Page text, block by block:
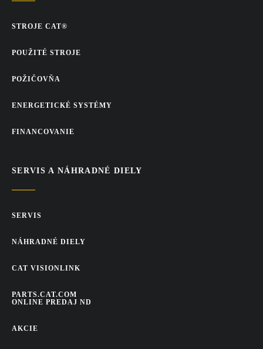
STROJE CAT®
POUŽITÉ STROJE
POŽIČOVŇA
ENERGETICKÉ SYSTÉMY
FINANCOVANIE
SERVIS A NÁHRADNÉ DIELY
SERVIS
NÁHRADNÉ DIELY
CAT VISIONLINK
PARTS.CAT.COM
ONLINE PREDAJ ND
AKCIE